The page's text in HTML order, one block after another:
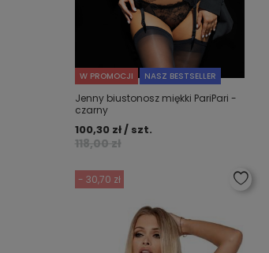
W PROMOCJI NASZ BESTSELLER
Jenny biustonosz miękki PariPari -
czarny
118,00 zł
100,30 zł / szt.
- 30,70 zł